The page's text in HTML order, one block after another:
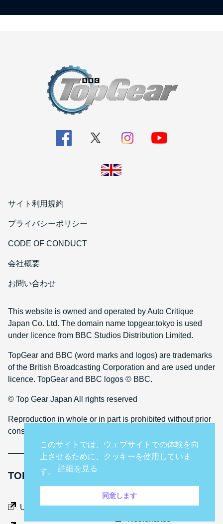
サイト利用規約
プライバシーポリシー
CODE OF CONDUCT
会社概要
お問い合わせ
This website is owned and operated by Auto Critique
Japan Co. Ltd. The domain name topgear.tokyo is used
under licence from BBC Studios Distribution Limited.
TopGear and BBC (word marks and logos) are trademarks
of the British Broadcasting Corporation and are used under
licence. TopGear and BBC logos © BBC.
© Top Gear Japan All rights reserved
Reproduction in whole or in part is prohibited without prior
consent
TOP GEAR INTERNATIONAL SITES
UK
Middle East
このサイトでは、ウェブサイトでの体験を向
上させるために、クッキーを使用していま
す。 詳細を見る
同意します